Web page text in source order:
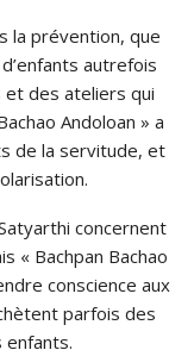
la prévention, que
autrefois
et des ateliers qui
Andoloan » a
de la servitude, et
concernent
« Bachpan Bachao
conscience aux
parfois des